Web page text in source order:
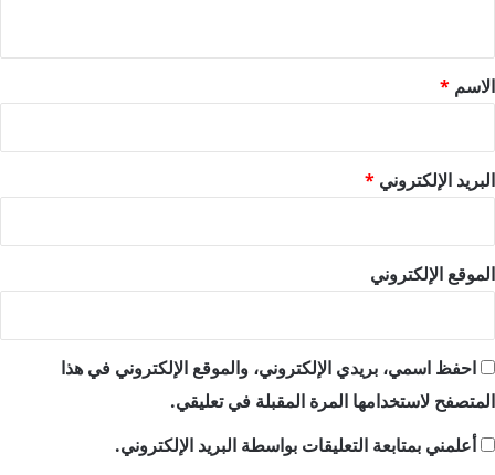
*
الاسم *
البريد الإلكتروني *
الموقع الإلكتروني
احفظ اسمي، بريدي الإلكتروني، والموقع الإلكتروني في هذا
المتصفح لاستخدامها المرة المقبلة في تعليقي.
أعلمني بمتابعة التعليقات بواسطة البريد الإلكتروني.